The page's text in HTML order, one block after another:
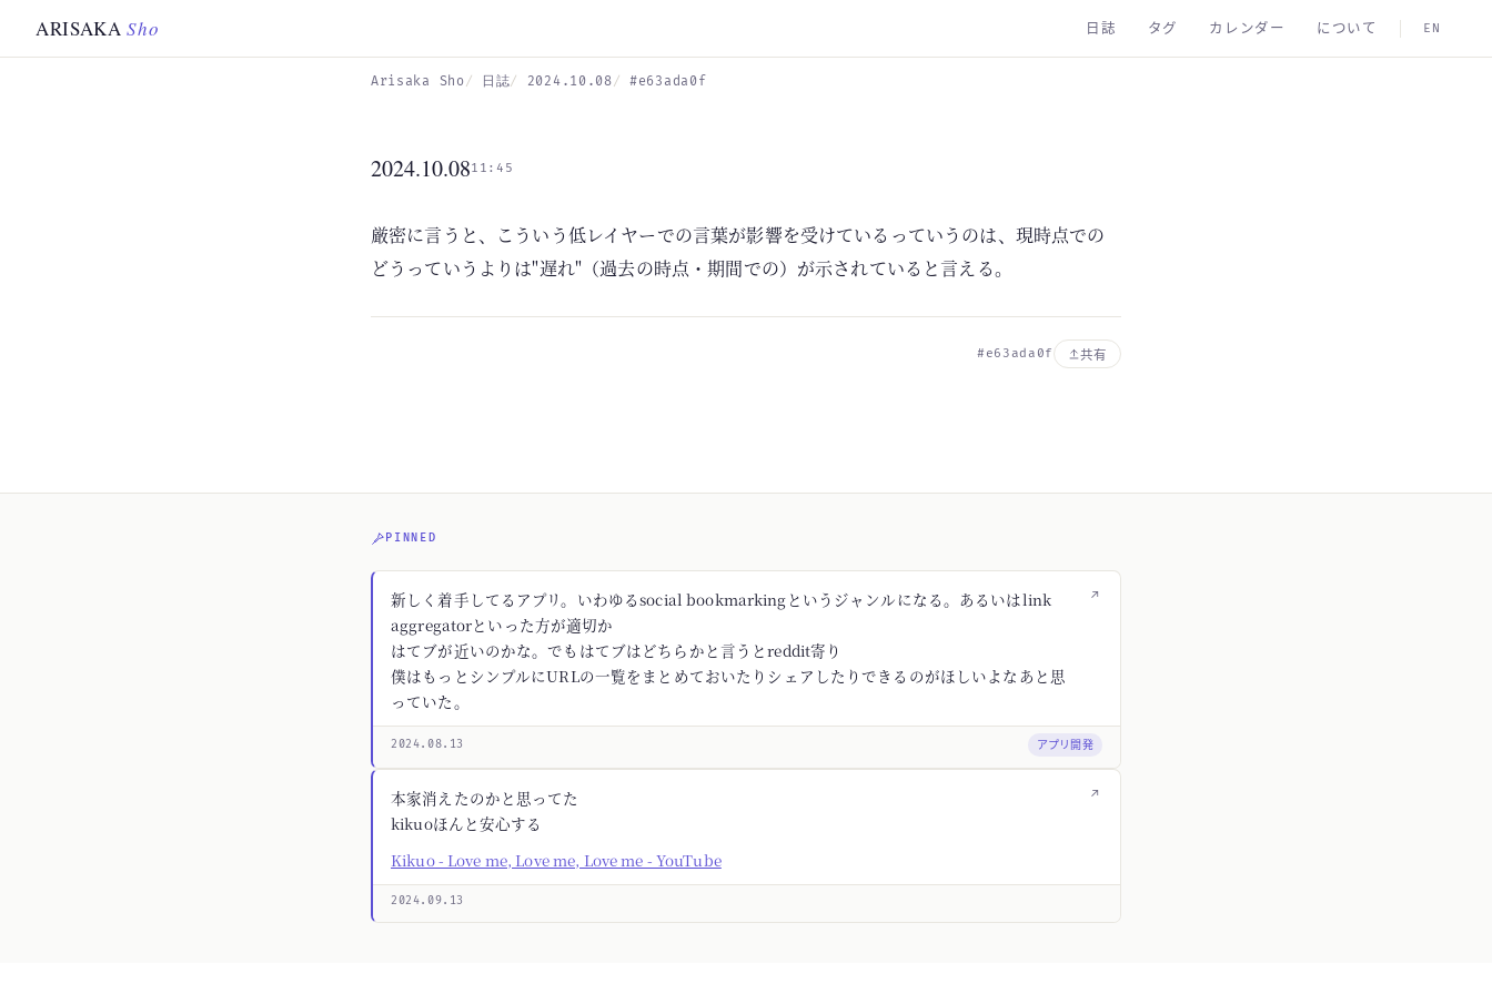
ARISAKASho 日誌 タグ カレンダー について EN
Arisaka Sho 日誌 2024.10.08 #e63ada0f
2024.10.0811:45
厳密に言うと、こういう低レイヤーでの言葉が影響を受けているっていうのは、現時点での
どうっていうよりは"遅れ"（過去の時点・期間での）が示されていると言える。
#e63ada0f 共有
PINNED
↗
新しく着手してるアプリ。いわゆるsocial bookmarkingというジャンルになる。あるいはlink
aggregatorといった方が適切か
はてブが近いのかな。でもはてブはどちらかと言うとreddit寄り
僕はもっとシンプルにURLの一覧をまとめておいたりシェアしたりできるのがほしいよなあと思
っていた。
2024.08.13 アプリ開発
↗
本家消えたのかと思ってた
kikuoほんと安心する
Kikuo - Love me, Love me, Love me - YouTube
2024.09.13